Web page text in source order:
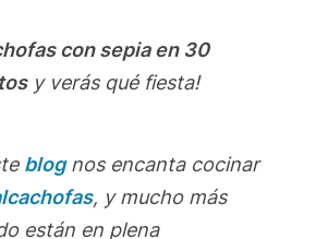
con sepia en 30
y verás qué fiesta!
blognos encanta cocinar
, y mucho más
están en plena